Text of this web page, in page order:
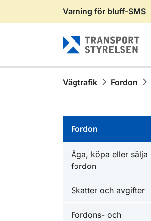
Gå till sidans innehåll
Varning för bluff-SMS
Vägtrafik Fordon
Fordon
Äga, köpa eller sälja
fordon
Skatter och avgifter
Fordons- och